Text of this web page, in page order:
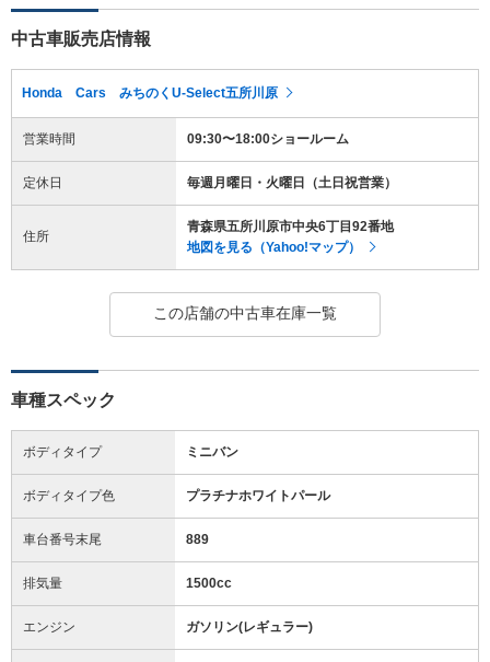
中古車販売店情報
Honda Cars みちのくU-Select五所川原
営業時間 09:30〜18:00ショールーム
定休日 毎週月曜日・火曜日（土日祝営業）
住所
青森県五所川原市中央6丁目92番地
地図を見る（Yahoo!マップ）
この店舗の中古車在庫一覧
車種スペック
ボディタイプ ミニバン
ボディタイプ色 プラチナホワイトパール
車台番号末尾 889
排気量 1500cc
エンジン ガソリン(レギュラー)